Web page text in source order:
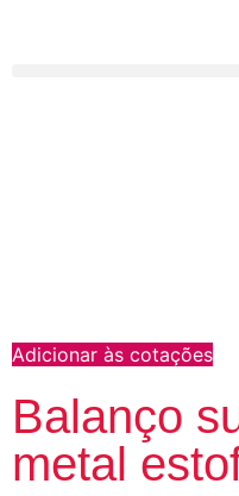
Adicionar às cotações
Balanço
metal